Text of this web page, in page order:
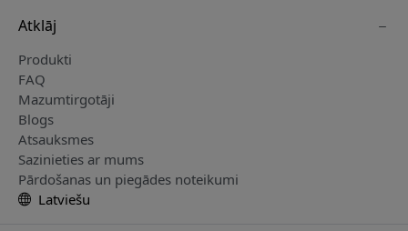
Atklāj
Produkti
FAQ
Mazumtirgotāji
Blogs
Atsauksmes
Sazinieties ar mums
Pārdošanas un piegādes noteikumi
Latviešu